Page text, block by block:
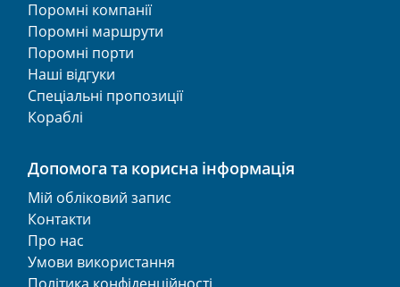
Поромні компанії
Поромні маршрути
Поромні порти
Наші відгуки
Спеціальні пропозиції
Кораблі
Допомога та корисна інформація
Мій обліковий запис
Контакти
Про нас
Умови використання